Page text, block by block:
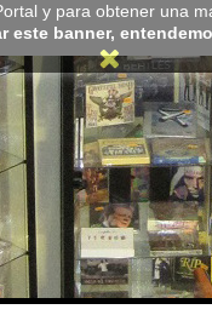
y para obtener una
este banner,